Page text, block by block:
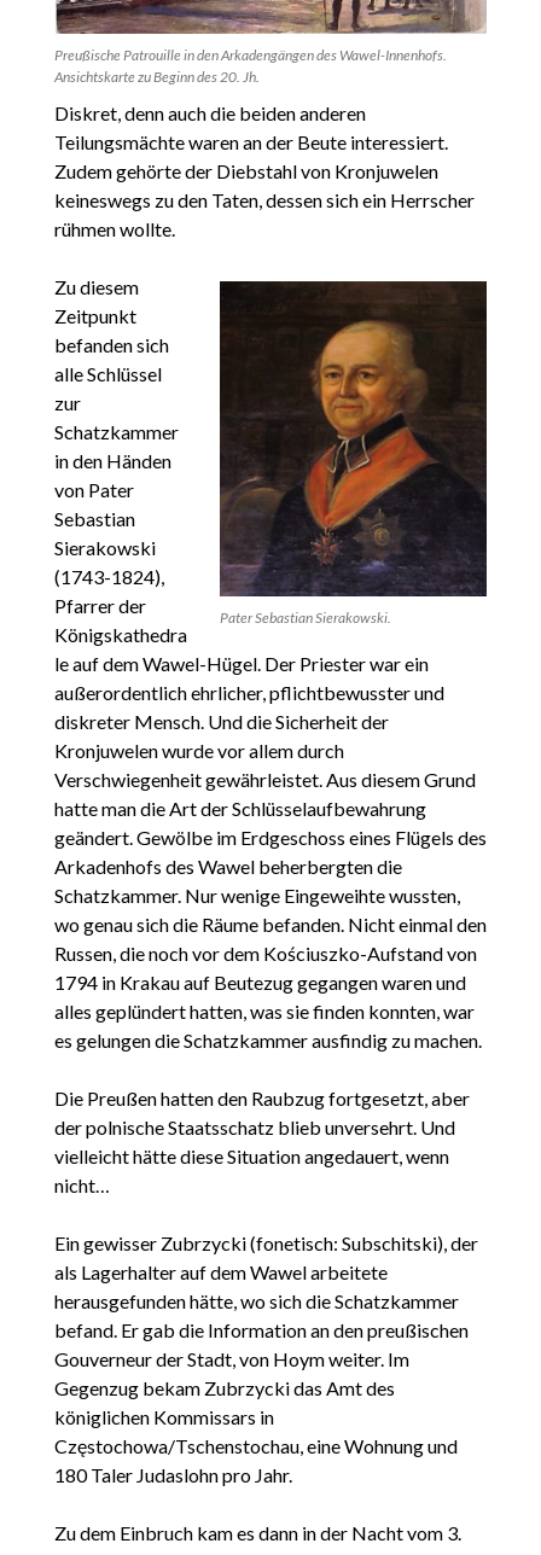
Preußische Patrouille in den Arkadengängen des Wawel-Innenhofs.
Ansichtskarte zu Beginn des 20. Jh.
Diskret, denn auch die beiden anderen
Teilungsmächte waren an der Beute interessiert.
Zudem gehörte der Diebstahl von Kronjuwelen
keineswegs zu den Taten, dessen sich ein Herrscher
rühmen wollte.
Pater Sebastian Sierakowski.
Zu diesem
Zeitpunkt
befanden sich
alle Schlüssel
zur
Schatzkammer
in den Händen
von Pater
Sebastian
Sierakowski
(1743-1824),
Pfarrer der
Königskathedra
le auf dem Wawel-Hügel. Der Priester war ein
außerordentlich ehrlicher, pflichtbewusster und
diskreter Mensch. Und die Sicherheit der
Kronjuwelen wurde vor allem durch
Verschwiegenheit gewährleistet. Aus diesem Grund
hatte man die Art der Schlüsselaufbewahrung
geändert. Gewölbe im Erdgeschoss eines Flügels des
Arkadenhofs des Wawel beherbergten die
Schatzkammer. Nur wenige Eingeweihte wussten,
wo genau sich die Räume befanden. Nicht einmal den
Russen, die noch vor dem Kościuszko-Aufstand von
1794 in Krakau auf Beutezug gegangen waren und
alles geplündert hatten, was sie finden konnten, war
es gelungen die Schatzkammer ausfindig zu machen.
Die Preußen hatten den Raubzug fortgesetzt, aber
der polnische Staatsschatz blieb unversehrt. Und
vielleicht hätte diese Situation angedauert, wenn
nicht…
Ein gewisser Zubrzycki (fonetisch: Subschitski), der
als Lagerhalter auf dem Wawel arbeitete
herausgefunden hätte, wo sich die Schatzkammer
befand. Er gab die Information an den preußischen
Gouverneur der Stadt, von Hoym weiter. Im
Gegenzug bekam Zubrzycki das Amt des
königlichen Kommissars in
Częstochowa/Tschenstochau, eine Wohnung und
180 Taler Judaslohn pro Jahr.
Zu dem Einbruch kam es dann in der Nacht vom 3.